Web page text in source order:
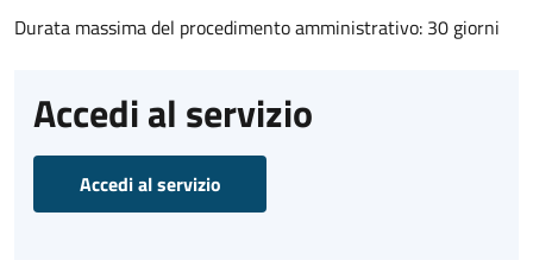
Durata massima del procedimento amministrativo: 30 giorni
Accedi al servizio
Accedi al servizio